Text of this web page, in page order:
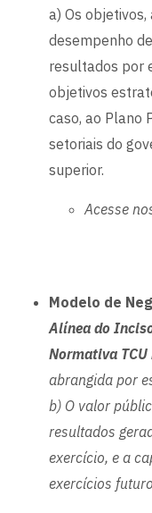
a) Os objetivos,
desempenho
resultados por
objetivos
caso, ao Plano
setoriais do
superior.
Acesse
Modelo de
Alínea do
Normativa
abrangida por
b) O valor
resultados
exercício, e a
exercícios